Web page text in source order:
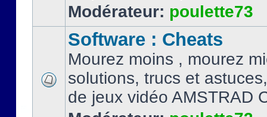
Modérateur: poulette73
Software : Cheats
Mourez moins , mourez
solutions, trucs et
de jeux vidéo AMSTRAD